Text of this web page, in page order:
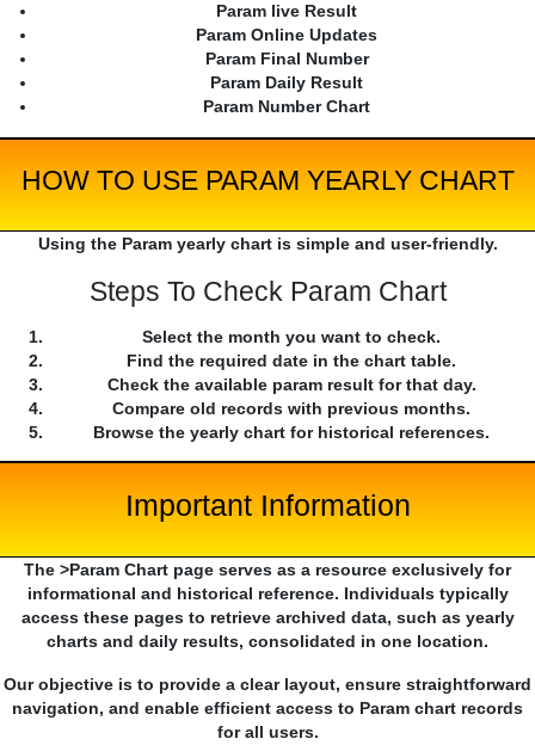
Param live Result
Param Online Updates
Param Final Number
Param Daily Result
Param Number Chart
HOW TO USE PARAM YEARLY CHART
Using the Param yearly chart is simple and user-friendly.
Steps To Check Param Chart
Select the month you want to check.
Find the required date in the chart table.
Check the available param result for that day.
Compare old records with previous months.
Browse the yearly chart for historical references.
Important Information
The >Param Chart page serves as a resource exclusively for
informational and historical reference. Individuals typically
access these pages to retrieve archived data, such as yearly
charts and daily results, consolidated in one location.
Our objective is to provide a clear layout, ensure straightforward
navigation, and enable efficient access to Param chart records
for all users.